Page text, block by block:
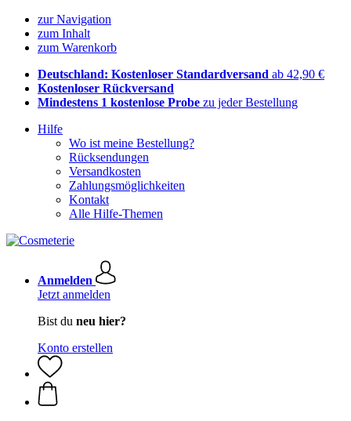
zur Navigation
zum Inhalt
zum Warenkorb
Deutschland: Kostenloser Standardversand ab 42,90 €
Kostenloser Rückversand
Mindestens 1 kostenlose Probe zu jeder Bestellung
Hilfe
Wo ist meine Bestellung?
Rücksendungen
Versandkosten
Zahlungsmöglichkeiten
Kontakt
Alle Hilfe-Themen
Anmelden
Jetzt anmelden
Bist du neu hier?
Konto erstellen